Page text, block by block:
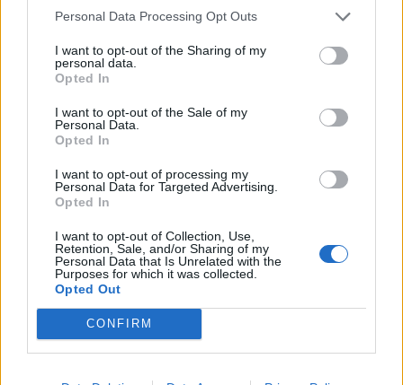
Personal Data Processing Opt Outs
I want to opt-out of the Sharing of my
personal data.
Opted In
I want to opt-out of the Sale of my
Personal Data.
Opted In
I want to opt-out of processing my
Personal Data for Targeted Advertising.
Opted In
I want to opt-out of Collection, Use,
Retention, Sale, and/or Sharing of my
Personal Data that Is Unrelated with the
Purposes for which it was collected.
Opted Out
CONFIRM
Székely Hírmondó archívuma
Sütibeállítások
Médiatér
Liget
Krónika
Bihari Napló
Erdélyi Napló
Főtér